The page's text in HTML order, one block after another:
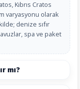
Kıbrıs Cratos
varyasyonu olarak
denize sıfır
spa ve paket
mı?